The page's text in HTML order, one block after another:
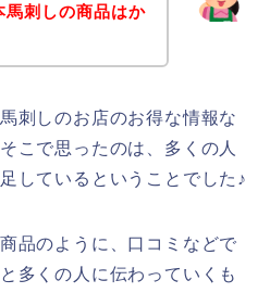
馬刺しの商品はか
刺しのお店のお得な情報な
こで思ったのは、多くの人
しているということでした♪
品のように、口コミなどで
多くの人に伝わっていくも